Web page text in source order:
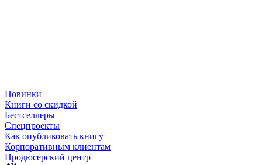
Новинки
Книги со скидкой
Бестселлеры
Спецпроекты
Как опубликовать книгу
Корпоративным клиентам
Продюсерский центр